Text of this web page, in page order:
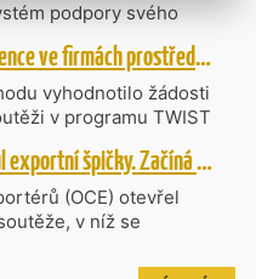
podpory svého
dosavadní
a CzechInvest.
pro rozvoj od
MPO posílí využití umělé inteligence ve firmách prostřednictvím 40 projektů z programu TWIST
vyhodnotilo žádosti
v programu TWIST
pro Strategické
318 návrhů
objemu 4,27
podpořeno čtyřicet
zaměřených na
a její aplikace do
České firmy se opět utkají o titul exportní špičky. Začíná další ročník Ocenění Českých Exportérů
(OCE) otevřel
v níž se
podporuje a oceňuje